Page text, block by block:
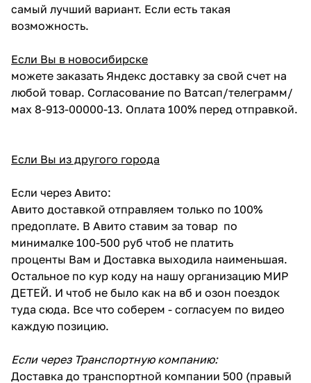
самый лучший вариант. Если есть такая
возможность.
Если Вы в новосибирске
можете заказать Яндекс доставку за свой счет на
любой товар. Согласование по Ватсап/телеграмм/
мах 8-913-00000-13. Оплата 100% перед отправкой.
Если Вы из другого города
Если через Авито:
Авито доставкой отправляем только по 100%
предоплате. В Авито ставим за товар по
минималке 100-500 руб чтоб не платить
проценты Вам и Доставка выходила наименьшая.
Остальное по кур коду на нашу организацию МИР
ДЕТЕЙ. И чтоб не было как на вб и озон поездок
туда сюда. Все что соберем - согласуем по видео
каждую позицию.
Если через Транспортную компанию:
Доставка до транспортной компании 500 (правый